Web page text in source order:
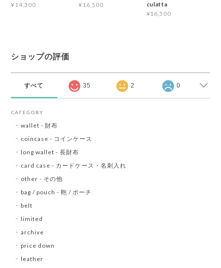
¥14,300
¥16,500
culatta
¥16,500
ショップの評価
すべて 35 2 0
CATEGORY
wallet - 財布
coincase - コインケース
long wallet - 長財布
card case - カードケース・名刺入れ
other - その他
bag / pouch - 鞄 / ポーチ
belt
limited
archive
price down
leather